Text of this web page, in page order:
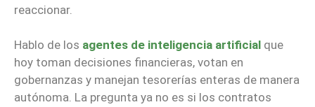
reaccionar.
Hablo de los agentes de inteligencia artificial que
hoy toman decisiones financieras, votan en
gobernanzas y manejan tesorerías enteras de manera
autónoma. La pregunta ya no es si los contratos